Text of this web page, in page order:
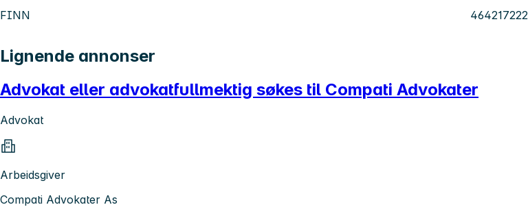
FINN
464217222
Lignende annonser
Advokat eller advokatfullmektig søkes til Compati Advokater
Advokat
Arbeidsgiver
Compati Advokater As